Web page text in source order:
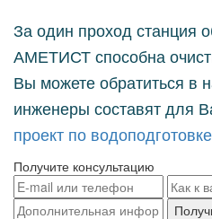
За один проход станция
АМЕТИСТ способна
Вы можете обратиться в
инженеры составят для
проект по водоподготовке
Получите консультацию